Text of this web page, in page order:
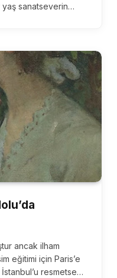
yaş sanatseverin…
ancak ilham
eğitimi için Paris’e
resmetse…